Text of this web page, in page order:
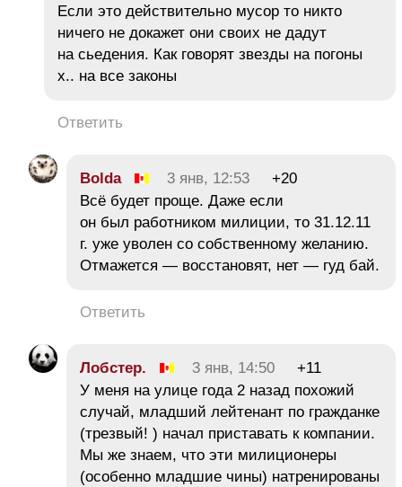
Если это действительно мусор то никто
ничего не докажет они своих не дадут
на сьедения. Как говорят звезды на погоны
х.. на все законы
Ответить
Bolda 3 янв, 12:53
+20
Всё будет проще. Даже если
он был работником милиции, то 31.12.11
г. уже уволен со собственному желанию.
Отмажется — восстановят, нет — гуд бай.
Ответить
Лобстер. 3 янв, 14:50
+11
У меня на улице года 2 назад похожий
случай, младший лейтенант по гражданке
(трезвый! ) начал приставать к компании.
Мы же знаем, что эти милиционеры
(особенно младшие чины) натренированы